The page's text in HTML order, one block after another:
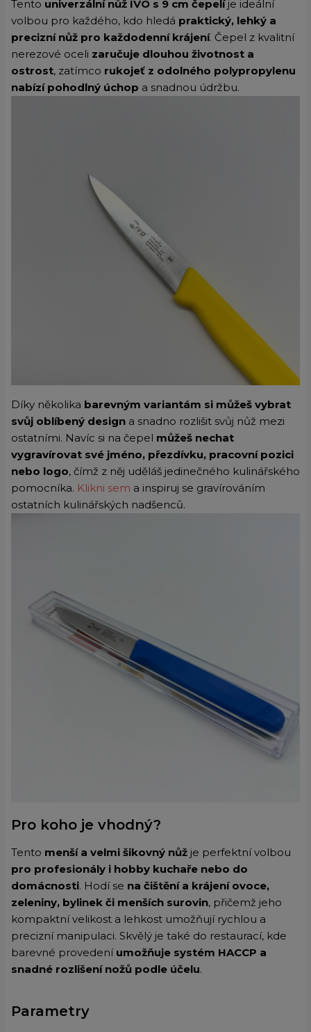
Tento univerzální nůž IVO s 9 cm čepelí je ideální
volbou pro každého, kdo hledá praktický, lehký a
precizní nůž pro každodenní krájení. Čepel z kvalitní
nerezové oceli zaručuje dlouhou životnost a
ostrost, zatímco rukojeť z odolného polypropylenu
nabízí pohodlný úchop a snadnou údržbu.
Díky několika barevným variantám si můžeš vybrat
svůj oblíbený design a snadno rozlišit svůj nůž mezi
ostatními. Navíc si na čepel můžeš nechat
vygravírovat své jméno, přezdívku, pracovní pozici
nebo logo, čímž z něj uděláš jedinečného kulinářského
pomocníka. Klikni sem a inspiruj se gravírováním
ostatních kulinářských nadšenců.
Pro koho je vhodný?
Tento menší a velmi šikovný nůž je perfektní volbou
pro profesionály i hobby kuchaře nebo do
domácnosti. Hodí se na čištění a krájení ovoce,
zeleniny, bylinek či menších surovin, přičemž jeho
kompaktní velikost a lehkost umožňují rychlou a
precizní manipulaci. Skvělý je také do restaurací, kde
barevné provedeníumožňuje systém HACCP a
snadné rozlišení nožů podle účelu.
Parametry